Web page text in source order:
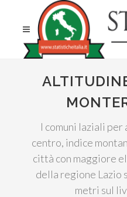
I comuni laziali
centro, indice
città con maggiore
della regione Lazio
metri sul